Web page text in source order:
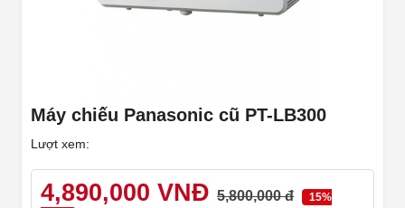
Máy chiếu Panasonic cũ PT-LB300
Lượt xem:
4,890,000 VNĐ 5,800,000 đ
15%